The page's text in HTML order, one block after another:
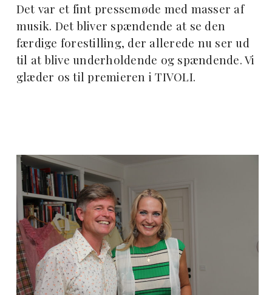
Det var et fint pressemøde med masser af
musik. Det bliver spændende at se den
færdige forestilling, der allerede nu ser ud
til at blive underholdende og spændende. Vi
glæder os til premieren i TIVOLI.